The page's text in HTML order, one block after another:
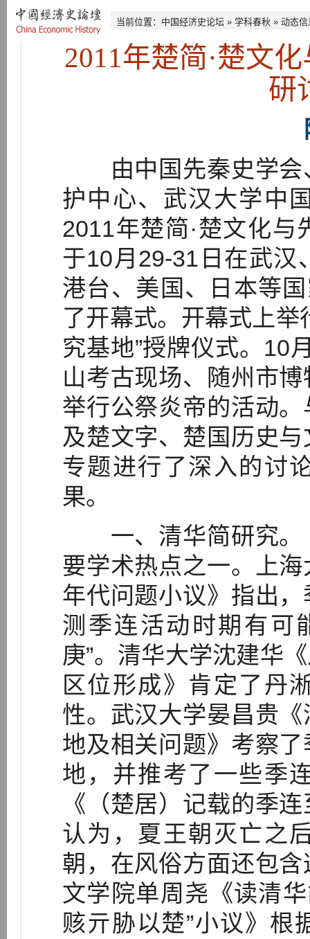
当前位置： 中国经济史论坛 » 学科春秋 » 动态信
2011年楚简·楚文
研
由中国先秦史学会
护中心、武汉大学中
2011年楚简·楚文化
于10月29-31日在武汉
港台、美国、日本等
了开幕式。开幕式上举
究基地”授牌仪式。10
山考古现场、随州市
举行公祭炎帝的活动
及楚文字、楚国历史
专题进行了深入的讨
果。
一、清华简研究。
要学术热点之一。上
年代问题小议》指出
测季连活动时期有可
庚”。清华大学沈建华
区位形成》肯定了丹
性。武汉大学晏昌贵
地及相关问题》考察
地，并推考了一些季
《（楚居）记载的季
认为，夏王朝灭亡之
朝，在风俗方面还包
文学院单周尧《读清
赅亓胁以楚”小议》根